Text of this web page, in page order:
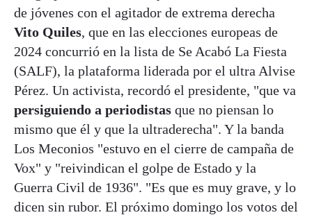
de jóvenes con el agitador de extrema derecha
Vito Quiles, que en las elecciones europeas de
2024 concurrió en la lista de Se Acabó La Fiesta
(SALF), la plataforma liderada por el ultra Alvise
Pérez. Un activista, recordó el presidente, "que va
persiguiendo a periodistas que no piensan lo
mismo que él y que la ultraderecha". Y la banda
Los Meconios "estuvo en el cierre de campaña de
Vox" y "reivindican el golpe de Estado y la
Guerra Civil de 1936". "Es que es muy grave, y lo
dicen sin rubor. El próximo domingo los votos del